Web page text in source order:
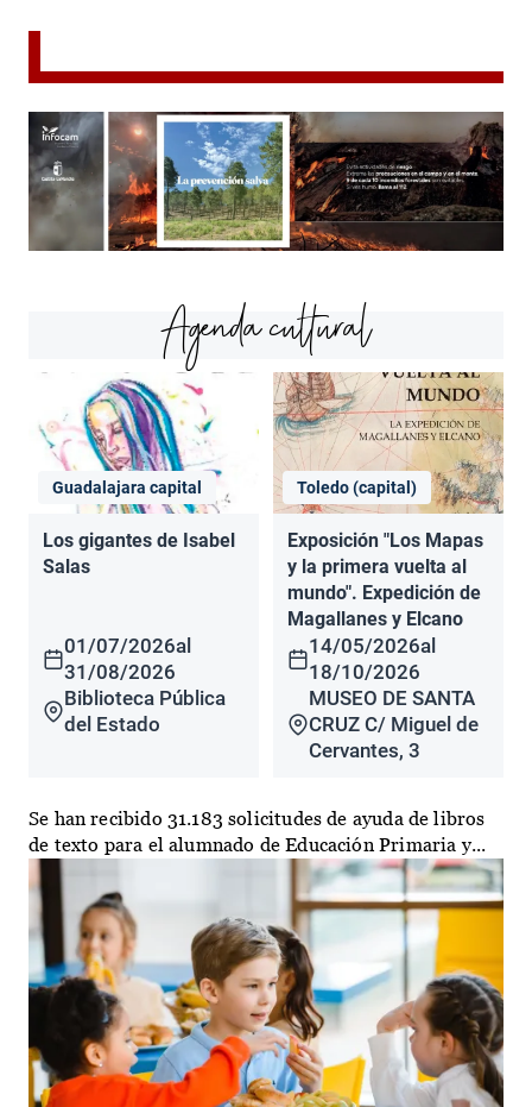
Agenda cultural
Guadalajara capital
Los gigantes de Isabel
Salas
01/07/2026al
31/08/2026
Biblioteca Pública
del Estado
Toledo (capital)
Exposición "Los Mapas
y la primera vuelta al
mundo". Expedición de
Magallanes y Elcano
14/05/2026al
18/10/2026
MUSEO DE SANTA
CRUZ C/ Miguel de
Cervantes, 3
Se han recibido 31.183 solicitudes de ayuda de libros
de texto para el alumnado de Educación Primaria y...